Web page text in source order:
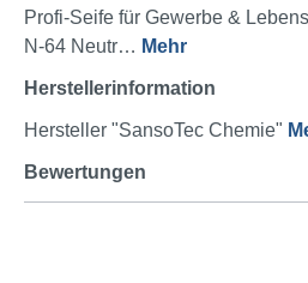
Profi-Seife für Gewerbe &
N-64 Neutr… Mehr
Herstellerinformation
Hersteller "SansoTec Chemie"
Bewertungen